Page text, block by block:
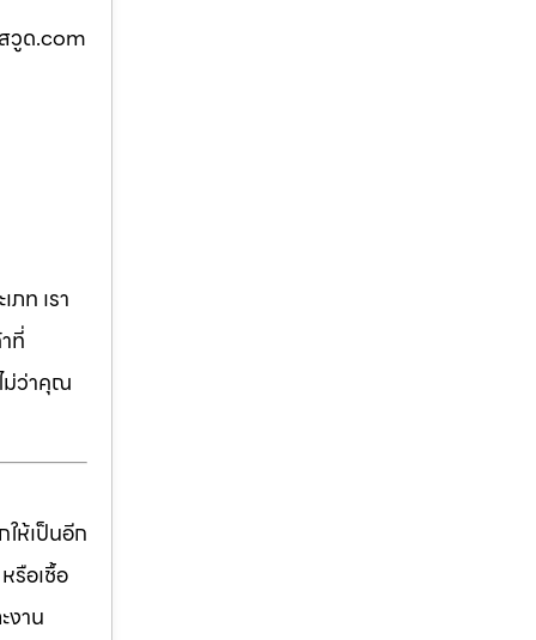
วูด.com
ท เรา
ที่
ม่ว่าคุณ
ห้เป็นอีก
รือเชื้อ
งาน